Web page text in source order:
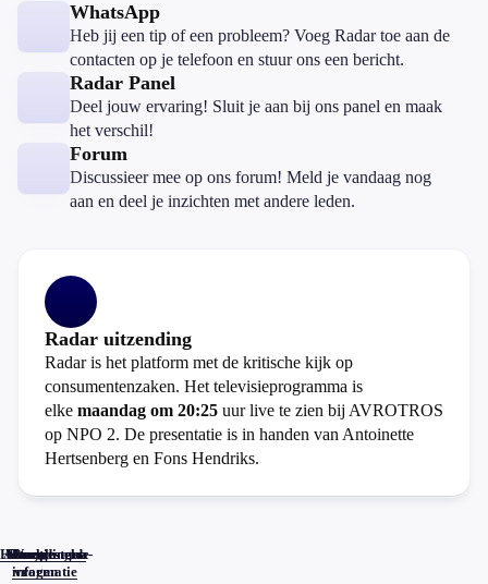
WhatsApp
Heb jij een tip of een probleem? Voeg Radar toe aan de
contacten op je telefoon en stuur ons een bericht.
Radar Panel
Deel jouw ervaring! Sluit je aan bij ons panel en maak
het verschil!
Forum
Discussieer mee op ons forum! Meld je vandaag nog
aan en deel je inzichten met andere leden.
Radar uitzending
Radar is het platform met de kritische kijk op
consumentenzaken. Het televisieprogramma is
elke maandag om 20:25 uur live te zien bij AVROTROS
op NPO 2. De presentatie is in handen van Antoinette
Hertsenberg en Fons Hendriks.
Home
Actueel
Uitzendingen
Reacties
Programma-
informatie
Veelgestelde
vragen